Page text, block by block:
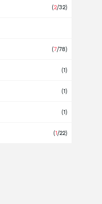
(2/32)
(7/78)
(1)
(1)
(1)
(1/22)